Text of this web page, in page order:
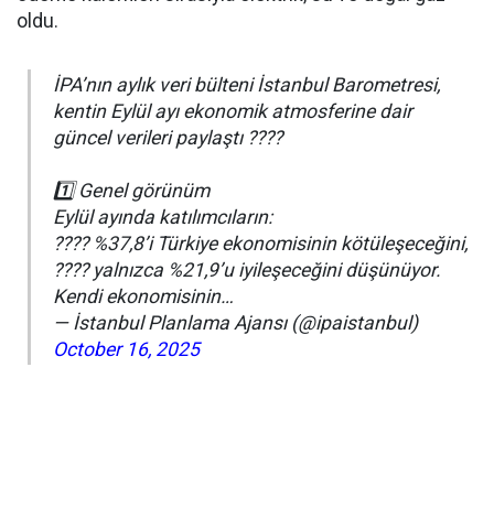
oldu.
İPA’nın aylık veri bülteni İstanbul Barometresi,
kentin Eylül ayı ekonomik atmosferine dair
güncel verileri paylaştı ????
1️⃣ Genel görünüm
Eylül ayında katılımcıların:
???? %37,8’i Türkiye ekonomisinin kötüleşeceğini,
???? yalnızca %21,9’u iyileşeceğini düşünüyor.
Kendi ekonomisinin…
— İstanbul Planlama Ajansı (@ipaistanbul)
October 16, 2025